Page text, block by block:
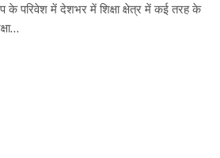
परिवेश में देशभर में शिक्षा क्षेत्र में कई तरह के